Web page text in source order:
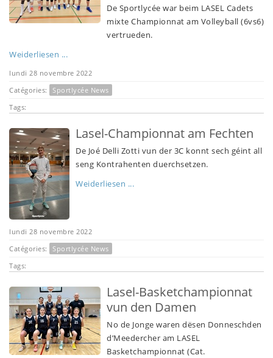
De Sportlycée war beim LASEL Cadets
mixte Championnat am Volleyball (6vs6)
vertrueden.
Weiderliesen ...
lundi 28 novembre 2022
Catégories:
Sportlycée News
Tags:
Lasel-Championnat am Fechten
De Joé Delli Zotti vun der 3C konnt sech géint all
seng Kontrahenten duerchsetzen.
Weiderliesen ...
lundi 28 novembre 2022
Catégories:
Sportlycée News
Tags:
Lasel-Basketchampionnat
vun den Damen
No de Jonge waren dësen Donneschden
d’Meedercher am LASEL
Basketchampionnat (Cat.